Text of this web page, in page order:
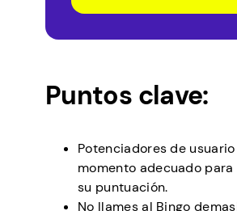
Puntos clave:
Potenciadores de usuario
momento adecuado
su puntuación.
No llames al Bingo